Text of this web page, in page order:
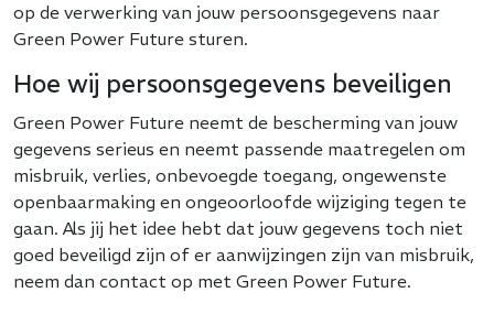
op de verwerking van jouw persoonsgegevens naar
Green Power Future sturen.
Hoe wij persoonsgegevens beveiligen
Green Power Future neemt de bescherming van jouw
gegevens serieus en neemt passende maatregelen om
misbruik, verlies, onbevoegde toegang, ongewenste
openbaarmaking en ongeoorloofde wijziging tegen te
gaan. Als jij het idee hebt dat jouw gegevens toch niet
goed beveiligd zijn of er aanwijzingen zijn van misbruik,
neem dan contact op met Green Power Future.